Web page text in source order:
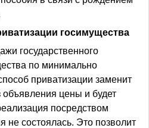
госимущества
государственного
по минимально
приватизации заменит
цены и будет
посредством
не состоялась. Это позволит